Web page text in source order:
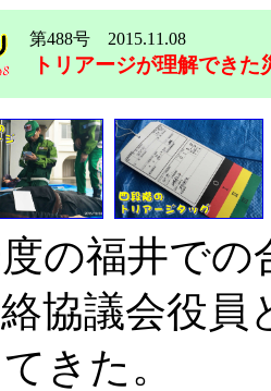
第488号 2015.11.08
トリアージが理解できた
の福井での
協議会役
きた。